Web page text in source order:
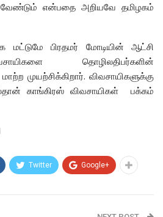
என்பதை அறியவே தமிழகம்
மட்டுமே பிரதமர் மோடியின் ஆட்சி
தொழிலதிபர்களின்
முயற்சிக்கிறார். விவசாயிகளுக்கு
காங்கிரஸ் விவசாயிகள் பக்கம்
Twitter Google+